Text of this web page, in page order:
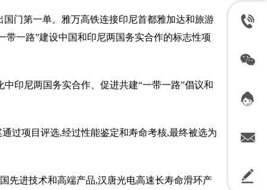
门第一单。雅万高铁连接印尼首都雅加达和旅游
带一路”建设中国和印尼两国务实合作的标志性项
印尼两国务实合作、促进共建“一带一路”倡议和
过项目评选,经过性能鉴定和寿命考核,最终被选为
进技术和高端产品,汉唐光电高速长寿命滑环产